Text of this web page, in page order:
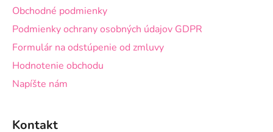
Obchodné podmienky
Podmienky ochrany osobných údajov GDPR
Formulár na odstúpenie od zmluvy
Hodnotenie obchodu
Napíšte nám
Kontakt